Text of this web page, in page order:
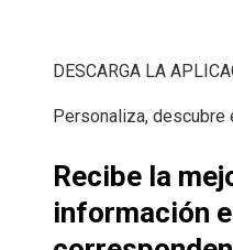
DESCARGA LA
Personaliza, descubre
Recibe la
información